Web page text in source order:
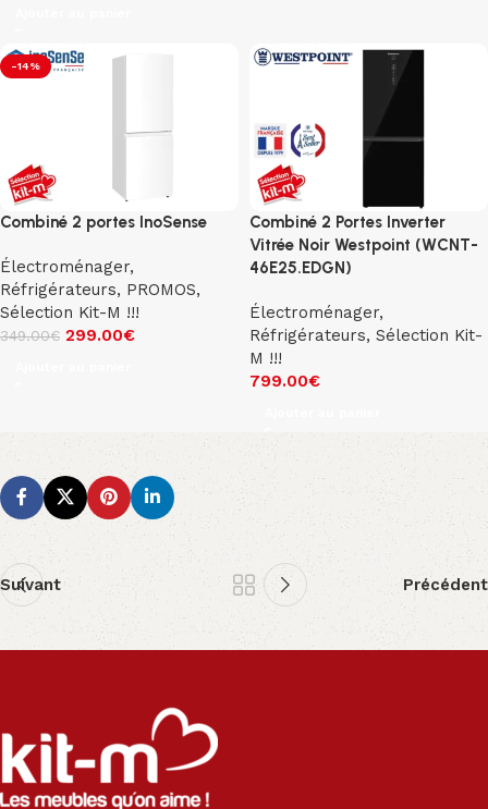
-14%
Combiné 2 portes InoSense
Électroménager,
Réfrigérateurs, PROMOS,
Sélection Kit-M !!!
349.00€ 299.00€
Combiné 2 Portes Inverter
Vitrée Noir Westpoint (WCNT-
46E25.EDGN)
Électroménager,
Réfrigérateurs, Sélection Kit-
M !!!
799.00€
Suivant Précédent